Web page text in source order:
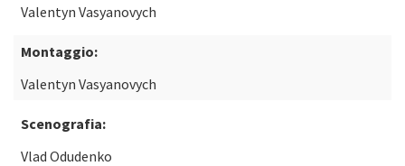
Valentyn Vasyanovych
Montaggio:
Valentyn Vasyanovych
Scenografia:
Vlad Odudenko